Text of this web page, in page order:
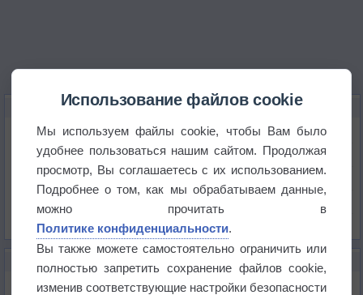
КАРТЫ ПОГОДЫ В АНГОШИ
Температура
Давление
Осадки
Список всех карт
Атмосфера начала замерзать
Использование файлов cookie
Мы используем файлы cookie, чтобы Вам было
удобнее пользоваться нашим сайтом. Продолжая
просмотр, Вы соглашаетесь с их использованием.
Подробнее о том, как мы обрабатываем данные,
можно прочитать в
Политике конфиденциальности.
Вы также можете самостоятельно ограничить или
полностью запретить сохранение файлов cookie,
изменив соответствующие настройки безопасности